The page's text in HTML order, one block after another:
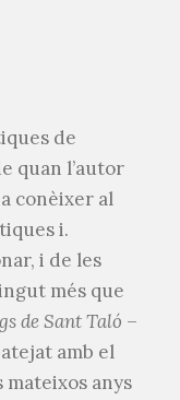
de
quan l’autor
conèixer al
i.
i de les
més que
de Sant Taló –
amb el
mateixos anys